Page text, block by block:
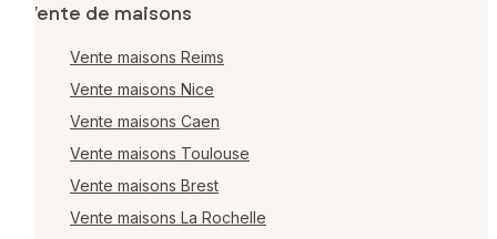
Vente de maisons
Vente maisons Reims
Vente maisons Nice
Vente maisons Caen
Vente maisons Toulouse
Vente maisons Brest
Vente maisons La Rochelle